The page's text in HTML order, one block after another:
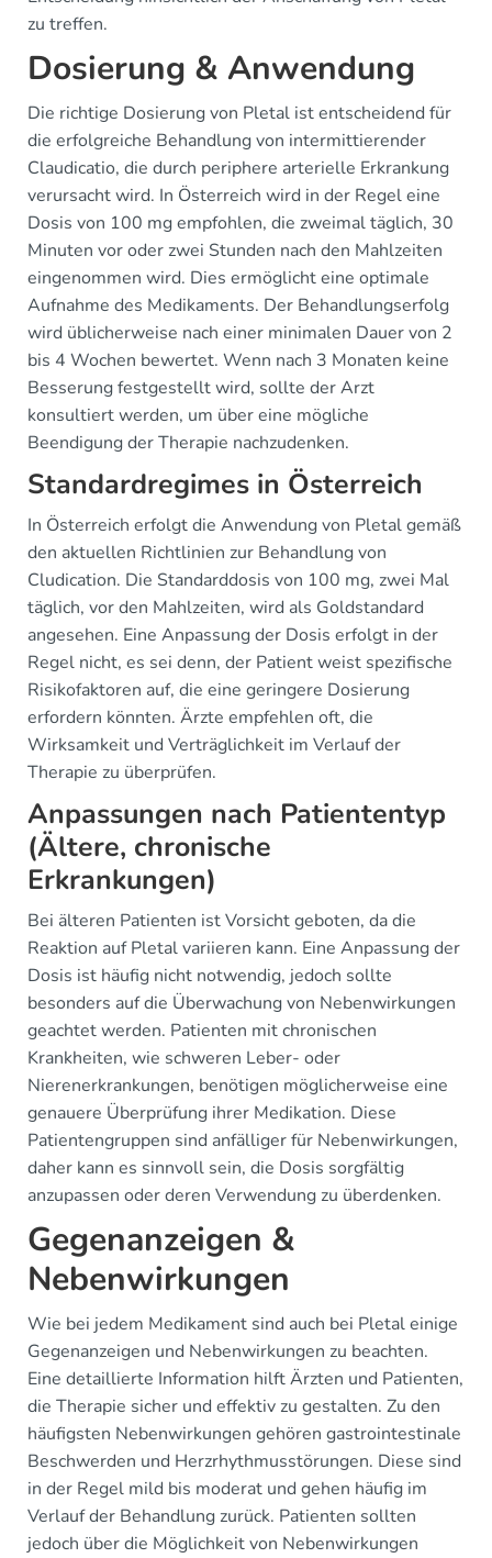
zu treffen.
Dosierung & Anwendung
Die richtige Dosierung von Pletal ist entscheidend für
die erfolgreiche Behandlung von intermittierender
Claudicatio, die durch periphere arterielle Erkrankung
verursacht wird. In Österreich wird in der Regel eine
Dosis von 100 mg empfohlen, die zweimal täglich, 30
Minuten vor oder zwei Stunden nach den Mahlzeiten
eingenommen wird. Dies ermöglicht eine optimale
Aufnahme des Medikaments. Der Behandlungserfolg
wird üblicherweise nach einer minimalen Dauer von 2
bis 4 Wochen bewertet. Wenn nach 3 Monaten keine
Besserung festgestellt wird, sollte der Arzt
konsultiert werden, um über eine mögliche
Beendigung der Therapie nachzudenken.
Standardregimes in Österreich
In Österreich erfolgt die Anwendung von Pletal gemäß
den aktuellen Richtlinien zur Behandlung von
Cludication. Die Standarddosis von 100 mg, zwei Mal
täglich, vor den Mahlzeiten, wird als Goldstandard
angesehen. Eine Anpassung der Dosis erfolgt in der
Regel nicht, es sei denn, der Patient weist spezifische
Risikofaktoren auf, die eine geringere Dosierung
erfordern könnten. Ärzte empfehlen oft, die
Wirksamkeit und Verträglichkeit im Verlauf der
Therapie zu überprüfen.
Anpassungen nach Patiententyp
(Ältere, chronische
Erkrankungen)
Bei älteren Patienten ist Vorsicht geboten, da die
Reaktion auf Pletal variieren kann. Eine Anpassung der
Dosis ist häufig nicht notwendig, jedoch sollte
besonders auf die Überwachung von Nebenwirkungen
geachtet werden. Patienten mit chronischen
Krankheiten, wie schweren Leber- oder
Nierenerkrankungen, benötigen möglicherweise eine
genauere Überprüfung ihrer Medikation. Diese
Patientengruppen sind anfälliger für Nebenwirkungen,
daher kann es sinnvoll sein, die Dosis sorgfältig
anzupassen oder deren Verwendung zu überdenken.
Gegenanzeigen &
Nebenwirkungen
Wie bei jedem Medikament sind auch bei Pletal einige
Gegenanzeigen und Nebenwirkungen zu beachten.
Eine detaillierte Information hilft Ärzten und Patienten,
die Therapie sicher und effektiv zu gestalten. Zu den
häufigsten Nebenwirkungen gehören gastrointestinale
Beschwerden und Herzrhythmusstörungen. Diese sind
in der Regel mild bis moderat und gehen häufig im
Verlauf der Behandlung zurück. Patienten sollten
jedoch über die Möglichkeit von Nebenwirkungen